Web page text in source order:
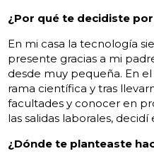
¿Por qué te decidiste
En mi casa la tecnología
presente gracias a mi
desde muy pequeña. En
rama científica y tras
facultades y conocer en
las salidas laborales,
¿Dónde te planteaste